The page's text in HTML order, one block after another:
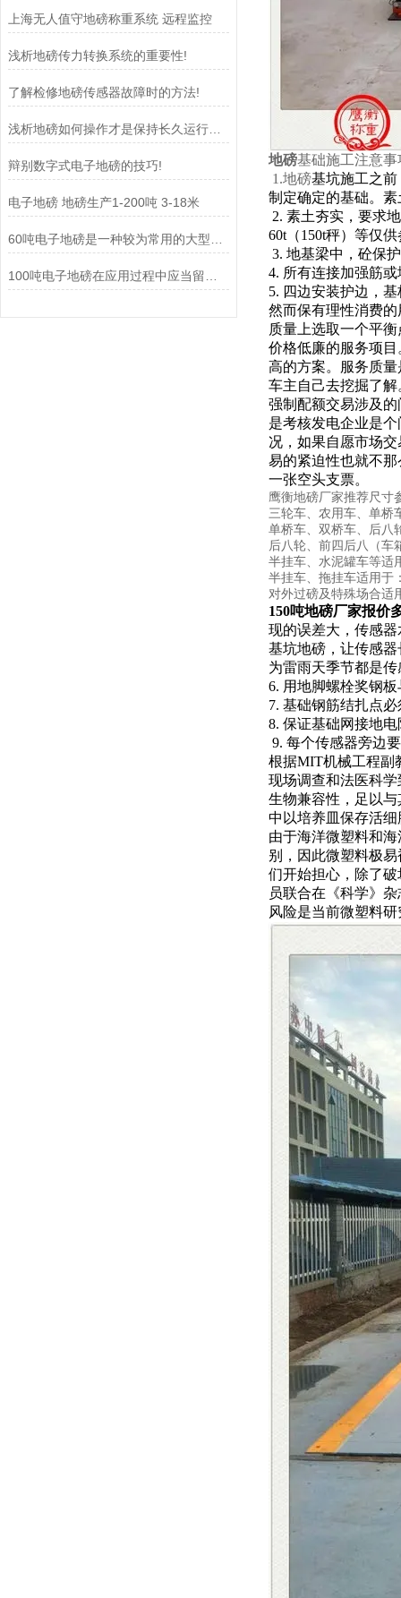
上海无人值守地磅称重系统 远程监控
浅析地磅传力转换系统的重要性!
了解检修地磅传感器故障时的方法!
浅析地磅如何操作才是保持长久运行的基准!
辩别数字式电子地磅的技巧!
电子地磅 地磅生产1-200吨 3-18米
地磅基础施工注意事
1.地磅基坑施工之
制定确定的基础。
2. 素土夯实，要求
60t （150t秤）等仅供
3. 地基梁中，砼保
4. 所有连接加强筋
5. 四边安装护边，
然而保有理性消费
质量上选取一个平
价格低廉的服务项
高的方案。服务质
车主自己去挖掘了解
强制配额交易涉及
是考核发电企业是
况，如果自愿市场
易的紧迫性也就不
一张空头支票。
鹰衡地磅厂家推荐尺寸
三轮车、农用车、单桥
单桥车、双桥车、后八
后八轮、前四后八（
半挂车、水泥罐车等适
半挂车、拖挂车适用于
对外过磅及特殊场合适
150吨地磅厂家报价
现的误差大，传感
基坑地磅，让传感
为雷雨天季节都是
6. 用地脚螺栓奖钢
7. 基础钢筋结扎点
8. 保证基础网接地
9. 每个传感器旁边
根据MIT机械工程副
现场调查和法医科
生物兼容性，足以
中以培养皿保存活
由于海洋微塑料和
别，因此微塑料极
们开始担心，除了
员联合在《科学》
风险是当前微塑料